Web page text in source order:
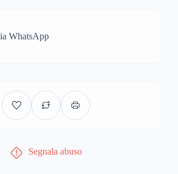
WhatsApp
Segnala abuso